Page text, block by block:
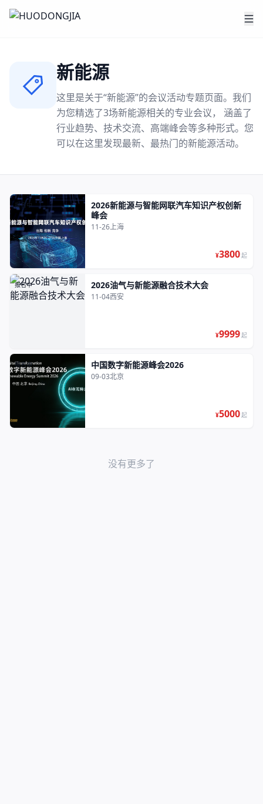
新能源
这里是关于“新能源”的会议活动专题页面。我们
为您精选了3场新能源相关的专业会议， 涵盖了
行业趋势、技术交流、高端峰会等多种形式。您
可以在这里发现最新、最热门的新能源活动。
报名中
2026新能源与智能网联汽车知识产权创新
峰会
11-26上海
¥3800起
报名中 2026油气与新能源融合技术大会
11-04西安
¥9999起
报名中 中国数字新能源峰会2026
09-03北京
¥5000起
没有更多了